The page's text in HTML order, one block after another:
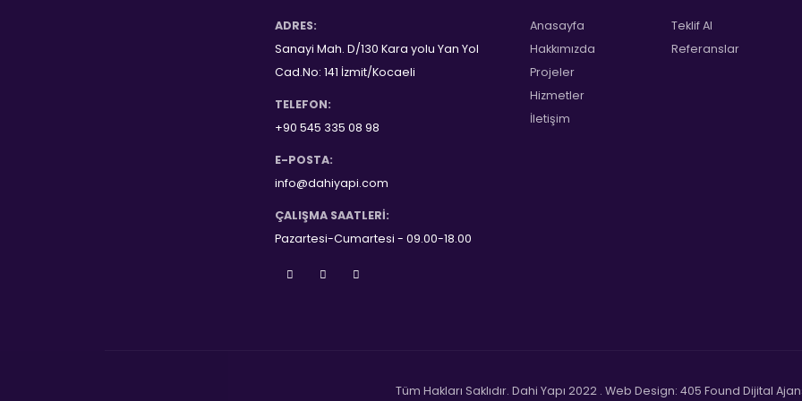
ADRES:
Sanayi Mah. D/130 Kara yolu Yan Yol
Cad.No: 141 İzmit/Kocaeli
TELEFON:
+90 545 335 08 98
E-POSTA:
info@dahiyapi.com
ÇALIŞMA SAATLERI:
Pazartesi-Cumartesi - 09.00-18.00
Anasayfa
Hakkımızda
Projeler
Hizmetler
İletişim
Teklif Al
Referanslar
Tüm Hakları Saklıdır. Dahi Yapı 2022 . Web Design: 405 Found Dijital